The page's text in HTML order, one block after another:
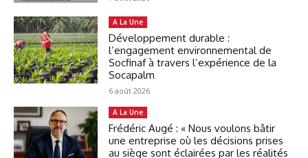
A La Une
Développement durable :
l’engagement environnemental de
Socfinaf à travers l’expérience de la
Socapalm
6 août 2026
A La Une
Frédéric Augé : « Nous voulons bâtir
une entreprise où les décisions prises
au siège sont éclairées par les réalités